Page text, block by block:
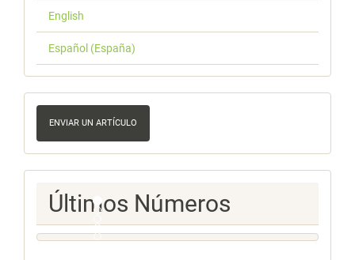
English
Español (España)
Enviar
un
artículo
ENVIAR UN ARTÍCULO
Ultimos
Numeros
Últimos Números